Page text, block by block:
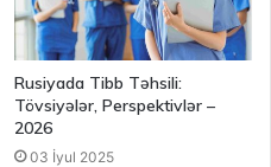
Rusiyada Tibb Təhsili:
Tövsiyələr, Perspektivlər –
2026
03 İyul 2025